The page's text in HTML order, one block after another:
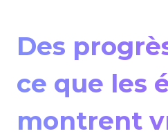
Des
ce que les
montrent